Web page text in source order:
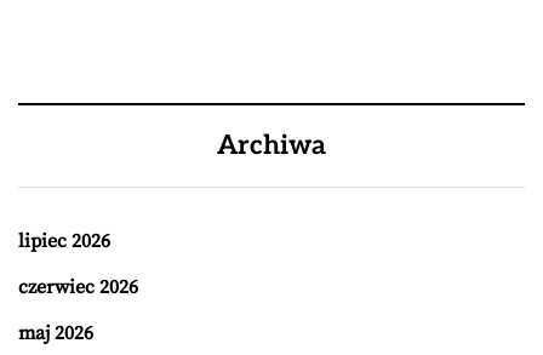
Archiwa
lipiec 2026
czerwiec 2026
maj 2026